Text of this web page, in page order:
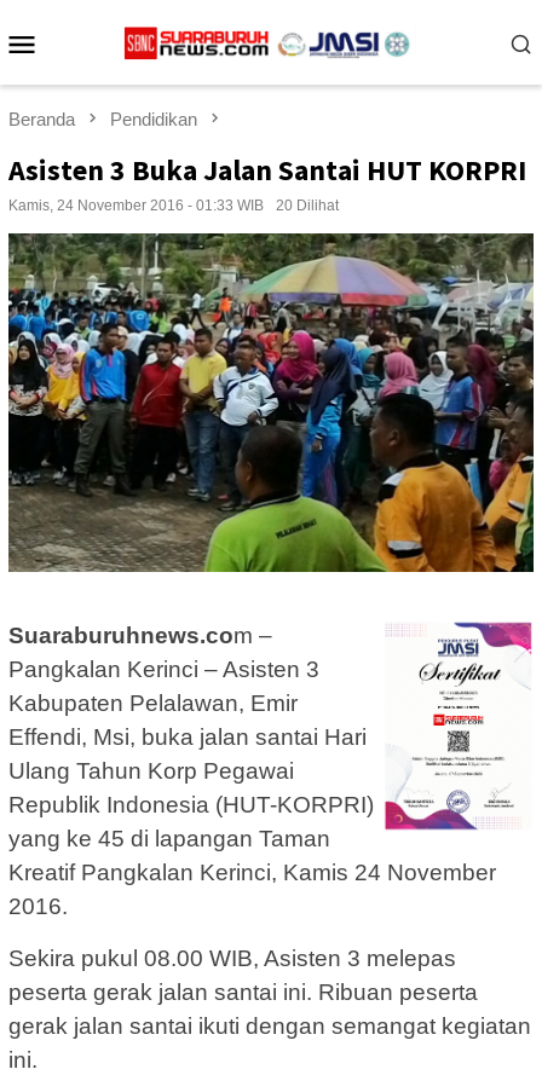
ke
Beranda Pendidikan
Asisten 3 Buka Jalan Santai HUT KORPRI
Kamis, 24 November 2016 - 01:33 WIB 20 Dilihat
Suaraburuhnews.com –
Pangkalan Kerinci – Asisten 3
Kabupaten Pelalawan, Emir
Effendi, Msi, buka jalan santai Hari
Ulang Tahun Korp Pegawai
Republik Indonesia (HUT-KORPRI)
yang ke 45 di lapangan Taman
Kreatif Pangkalan Kerinci, Kamis 24 November
2016.
Sekira pukul 08.00 WIB, Asisten 3 melepas
peserta gerak jalan santai ini. Ribuan peserta
gerak jalan santai ikuti dengan semangat kegiatan
ini.